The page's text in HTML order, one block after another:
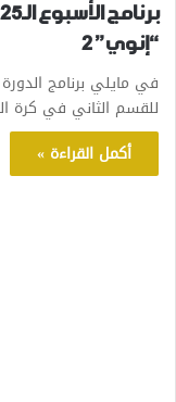
“إنوي” 2
للقسم الثاني في كرة القدم. -
أكمل القراءة »